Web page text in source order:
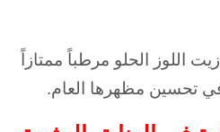
اللوز الحلو مرطباً ممتازاً
تحسين مظهرها العام.